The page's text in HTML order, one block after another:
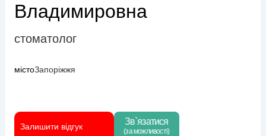
Владимировна
стоматолог
містоЗапоріжжя
Залишити відгук Зв`язатися
(за можливості)